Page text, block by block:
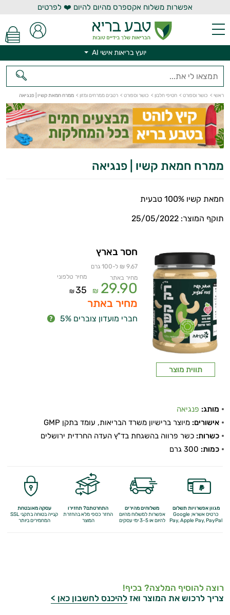
אפשרות משלוח אקספרס מהיום להיום ❤️ לפרטים
יועץ בריאות אישי AI
ראשי > כושר וספורט > חטיפי חלבון > כושר וספורט > רטבים ממרחים ומזון > ממרח חמאת קשיו | פנגיאה
השינה
כאבים
ומנוחה
שריפת
ביצועים
ממרח חמאת קשיו | פנגיאה
חמאת קשיו 100% טבעית
תוקף המוצר: 25/05/2022
תווית מוצר
חסר בארץ
9.67 ₪ ל-100 גרם
מחיר באתר
29.90
₪
מחיר טלפוני
35
₪
מחיר באתר
חברי מועדון צוברים 5%
מותג: פנגיאה
אישורים: מיוצר ברישיון משרד הבריאות, עומד בתקן GMP
כשרות: כשר פרווה בהשגחת בד"ץ העדה החרדית ירושלים
כמות:
מגוון אפשרויות תשלום
כרטיס אשראי, Google
Pay,Apple Pay, PayPal
משלוחים מהירים
אפשרות למשלוח מהיום
להיום או 3-5 ימי עסקים
התחרטתם? תחזירו
החזר כספי מלאבהחזרת
המוצר
עסקה מאובטחת
קנייה בטוחה בתקני SSL
המחמירים ביותר
רוצה להוסיף המלצה? בכיף!
צריך לרכוש את המוצר ואז להיכנס לחשבון כאן >
יועץ בריאות אישי AI